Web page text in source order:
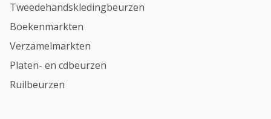
Tweedehandskledingbeurzen
Boekenmarkten
Verzamelmarkten
Platen- en cdbeurzen
Ruilbeurzen